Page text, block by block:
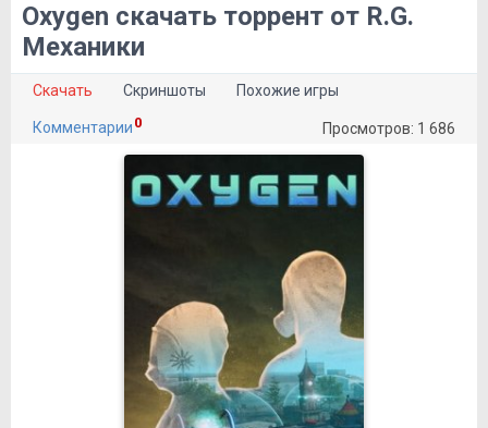
Oxygen скачать торрент от R.G.
Механики
Скачать Скриншоты Похожие игры
Комментарии 0 Просмотров: 1 686